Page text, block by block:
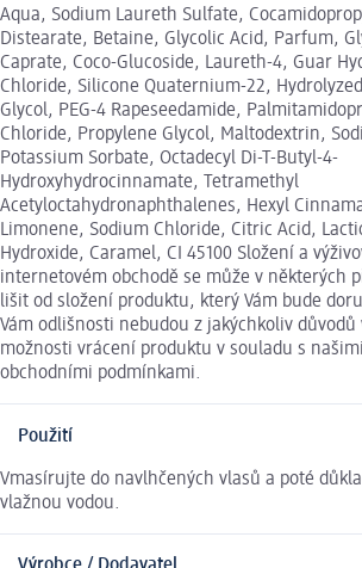
Aqua, Sodium Laureth Sulfate,
Distearate, Betaine, Glycolic Acid, Parfum,
Caprate, Coco-Glucoside, Laureth-4, Guar
Chloride, Silicone Quaternium-22,
Glycol, PEG-4 Rapeseedamide,
Chloride, Propylene Glycol, Maltodextrin,
Potassium Sorbate, Octadecyl Di-T-Butyl-4-
Hydroxyhydrocinnamate, Tetramethyl
Acetyloctahydronaphthalenes, Hexyl
Limonene, Sodium Chloride, Citric Acid,
Hydroxide, Caramel, CI 45100 Složení a
internetovém obchodě se může v některých
lišit od složení produktu, který Vám bude
Vám odlišnosti nebudou z jakýchkoliv
možnosti vrácení produktu v souladu s
obchodními podmínkami.
Použití
Vmasírujte do navlhčených vlasů a poté
vlažnou vodou.